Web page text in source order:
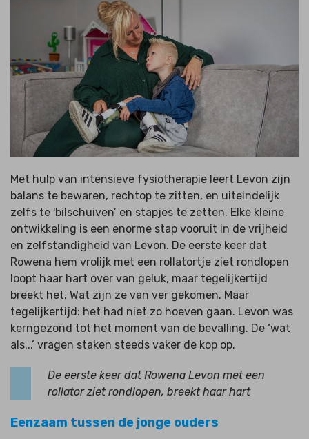
Met hulp van intensieve fysiotherapie leert Levon zijn
balans te bewaren, rechtop te zitten, en uiteindelijk
zelfs te 'bilschuiven’ en stapjes te zetten. Elke kleine
ontwikkeling is een enorme stap vooruit in de vrijheid
en zelfstandigheid van Levon. De eerste keer dat
Rowena hem vrolijk met een rollatortje ziet rondlopen
loopt haar hart over van geluk, maar tegelijkertijd
breekt het. Wat zijn ze van ver gekomen. Maar
tegelijkertijd: het had niet zo hoeven gaan. Levon was
kerngezond tot het moment van de bevalling. De ‘wat
als...’ vragen staken steeds vaker de kop op.
De eerste keer dat Rowena Levon met een
rollator ziet rondlopen, breekt haar hart
Eenzaam tussen de jonge ouders